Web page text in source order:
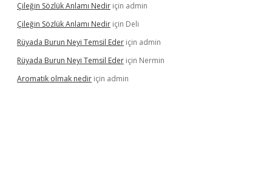
Çileğin Sözlük Anlamı Nedir için admin
Çileğin Sözlük Anlamı Nedir için Deli
Rüyada Burun Neyi Temsil Eder için admin
Rüyada Burun Neyi Temsil Eder için Nermin
Aromatik olmak nedir için admin